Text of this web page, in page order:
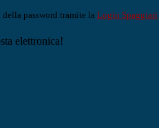
password tramite la Login Spaggiari
elettronica!